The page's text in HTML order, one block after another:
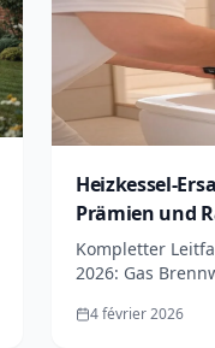
Heizkessel-
Prämien und
Kompletter
2026: Gas
4 février 2026